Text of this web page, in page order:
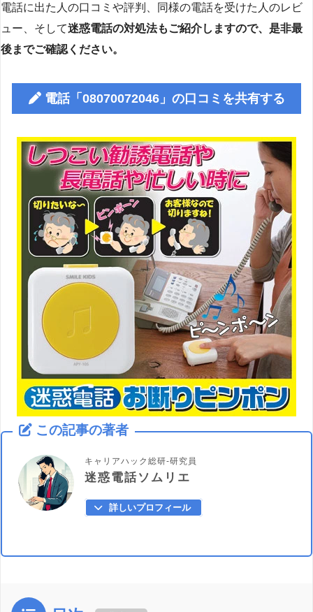
電話に出た人の口コミや評判、同様の電話を受けた人のレビ
ュー、そして迷惑電話の対処法もご紹介しますので、是非最
後までご確認ください。
電話「08070072046」の口コミを共有する
この記事の著者
キャリアハック総研-研究員
迷惑電話ソムリエ
詳しいプロフィール